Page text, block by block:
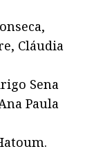
Cláudia
Sena
Paula